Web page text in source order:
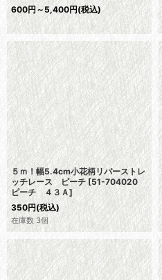
600円～5,400円(税込)
５ｍ！幅5.4cm小花柄リバーストレ
ッチレース ピーチ [51-704020
ピーチ ４３Ａ]
350円(税込)
在庫数 3個